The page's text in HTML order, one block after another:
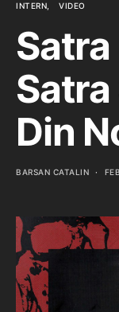
INTERN VIDEO
Satra
Din
BARSAN CATALIN